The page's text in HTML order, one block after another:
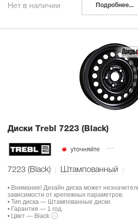
Нет в наличии Подробнее...
Диски Тrebl 7223 (Black)
уточняйте
7223 (Black) Штампованный
• Внимание! Дизайн диска может
зависимости от крепежных параметров.
• Тип диска — Штампованные диски.
• Гарантия — 1 год.
• Цвет — Black